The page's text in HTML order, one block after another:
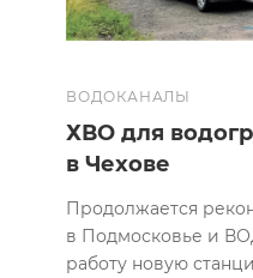
ВОДОКАНАЛЫ
ХВО для
в Чехове
Продолжается
в Подмосковье и
работу новую